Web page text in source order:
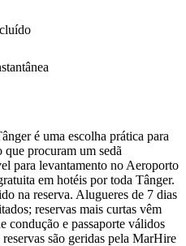
é uma escolha prática para
que procuram um sedã
para levantamento no Aeroporto
em hotéis por toda Tânger.
na reserva. Alugueres de 7 dias
reservas mais curtas vêm
condução e passaporte válidos
são geridas pela MarHire